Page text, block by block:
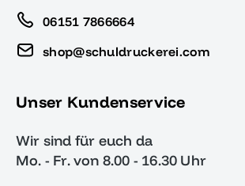
06151 7866664
shop@schuldruckerei.com
Unser Kundenservice
Wir sind für euch da
Mo. - Fr. von 8.00 - 16.30 Uhr